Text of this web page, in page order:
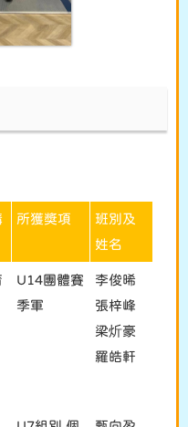
所獲獎項
班別及
姓名
U14團體賽
季軍
李俊晞
張梓峰
梁炘豪
羅皓軒